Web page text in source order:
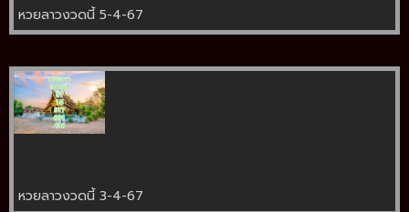
หวยลาวงวดนี้ 5-4-67
หวยลาวงวดนี้ 3-4-67